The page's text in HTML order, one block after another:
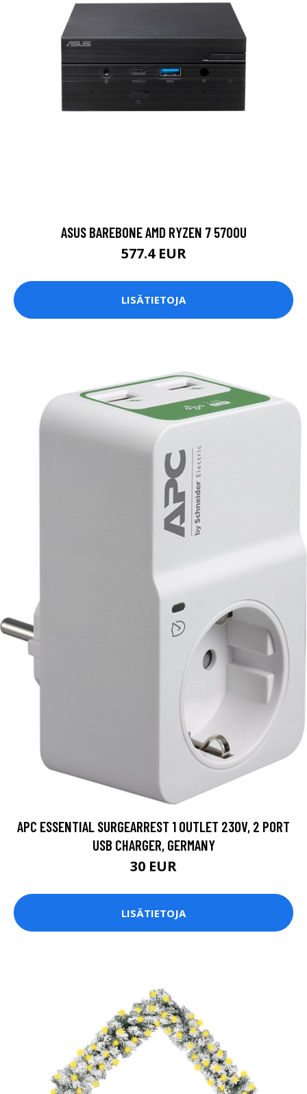
ASUS BAREBONE AMD RYZEN 7 5700U
577.4 EUR
LISÄTIETOJA
APC ESSENTIAL SURGEARREST 1 OUTLET 230V, 2 PORT
USB CHARGER, GERMANY
30 EUR
LISÄTIETOJA